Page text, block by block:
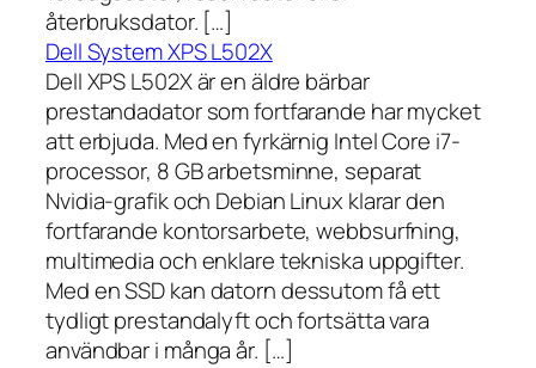
återbruksdator. […]
Dell System XPS L502X
Dell XPS L502X är en äldre bärbar
prestandadator som fortfarande har mycket
att erbjuda. Med en fyrkärnig Intel Core i7-
processor, 8 GB arbetsminne, separat
Nvidia-grafik och Debian Linux klarar den
fortfarande kontorsarbete, webbsurfning,
multimedia och enklare tekniska uppgifter.
Med en SSD kan datorn dessutom få ett
tydligt prestandalyft och fortsätta vara
användbar i många år. […]